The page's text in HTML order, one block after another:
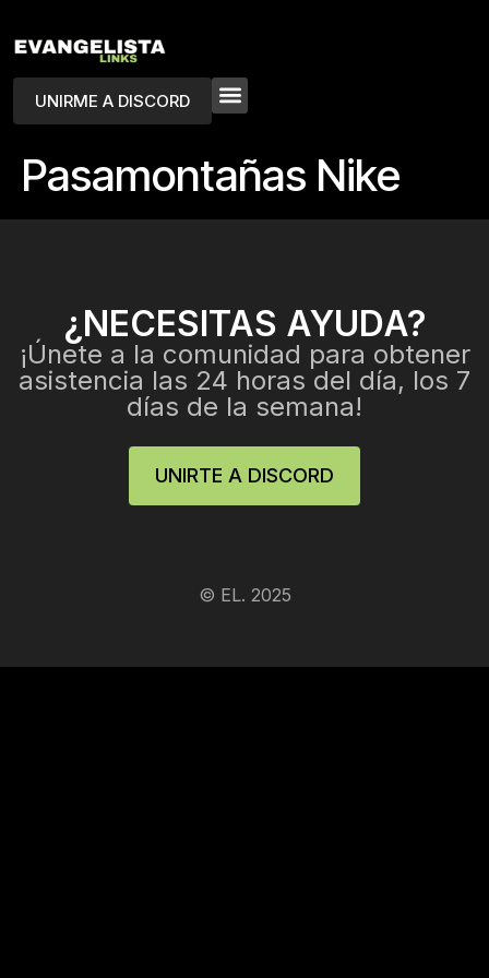
UNIRME A DISCORD
Pasamontañas Nike
¿NECESITAS AYUDA?
¡Únete a la comunidad para obtener
asistencia las 24 horas del día, los 7
días de la semana!
UNIRTE A DISCORD
© EL. 2025